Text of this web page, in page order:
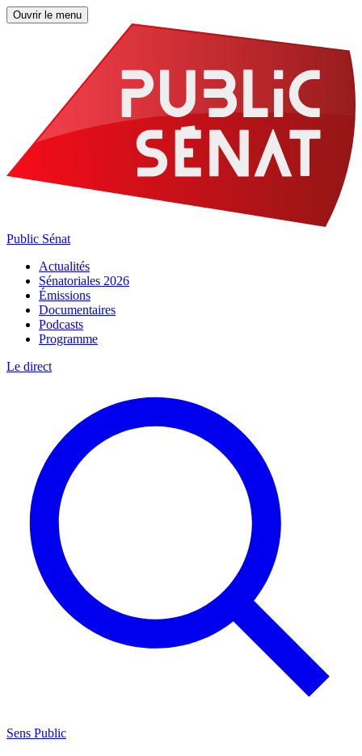
Ouvrir le menu
Public Sénat
Actualités
Sénatoriales 2026
Émissions
Documentaires
Podcasts
Programme
Le direct
Sens Public